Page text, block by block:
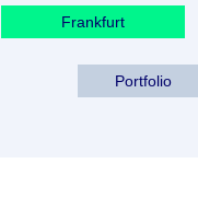
Frankfurt
Portfolio